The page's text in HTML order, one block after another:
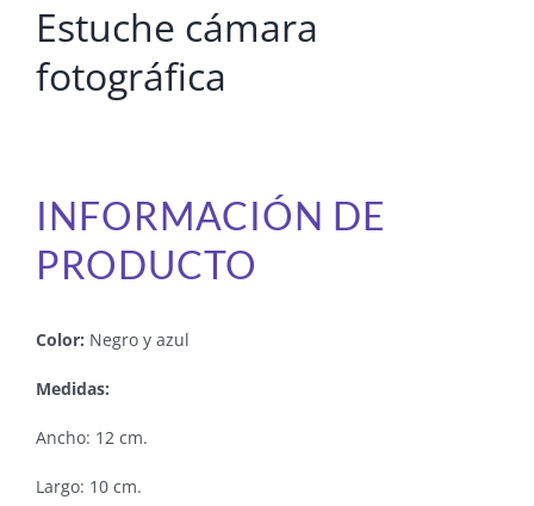
Estuche cámara
fotográfica
INFORMACIÓN DE
PRODUCTO
Color: Negro y azul
Medidas:
Ancho: 12 cm.
Largo: 10 cm.